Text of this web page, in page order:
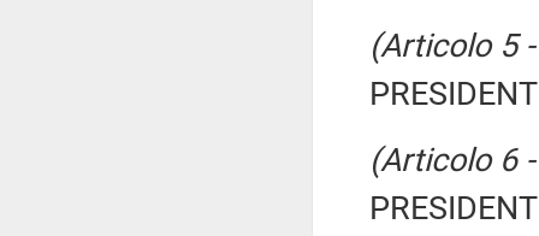
(Articolo 5
(Articolo 6